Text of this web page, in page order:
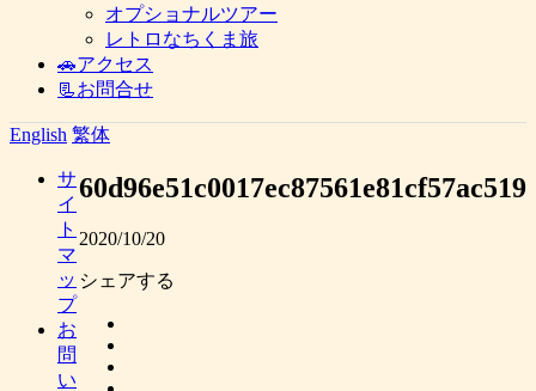
オプショナルツアー
レトロなちくま旅
🚗アクセス
📃お問合せ
English 繁体
60d96e51c0017ec87561e81cf57ac519
2020/10/20
シェアする
サ
イ
ト
マ
ッ
プ
お
問
い